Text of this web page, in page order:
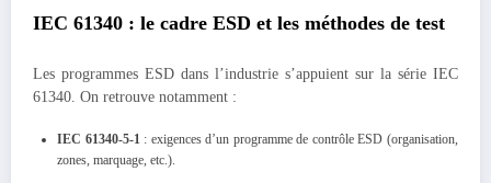
IEC 61340 : le cadre ESD et les méthodes de test
Les programmes ESD dans l’industrie s’appuient sur la série IEC
61340. On retrouve notamment :
IEC 61340-5-1: exigences d’un programme de contrôle ESD (organisation,
zones, marquage, etc.).